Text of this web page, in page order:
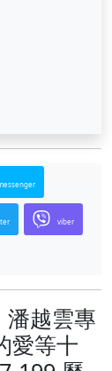
viber
潘越雲專
愛等十